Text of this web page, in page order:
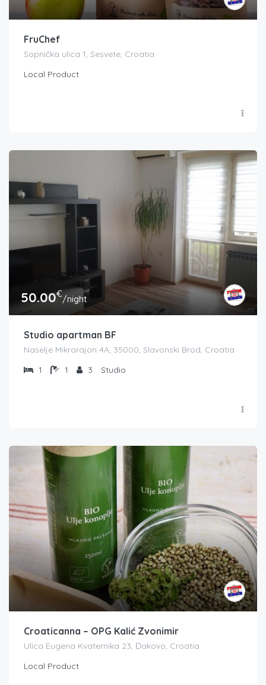
FruChef
Sopnička ulica 1, Sesvete, Croatia
Local Product
50.00€/night
Studio apartman BF
Naselje Mikrorajon 4A, 35000, Slavonski Brod, Croatia
1
1 3 Studio
Croaticanna – OPG Kalić Zvonimir
Ulica Eugena Kvaternika 23, Đakovo, Croatia
Local Product